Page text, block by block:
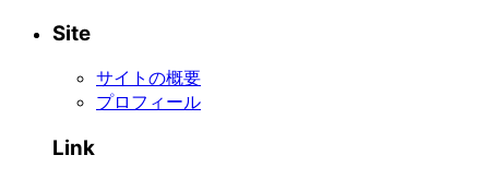
Site
サイトの概要
プロフィール
Link